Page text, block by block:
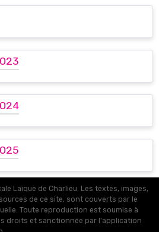
Laïque de Charlieu. Les textes, images,
de ce site, sont couverts par le
Toute reproduction est soumise à
droits et sanctionnée par l'application